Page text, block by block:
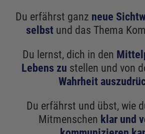
Du erfährst ganz neue
selbstund das Thema
Du lernst, dich in den
Lebens zu stellen und von
Wahrheit
Du erfährst und übst, wie
Mitmenschen klar und